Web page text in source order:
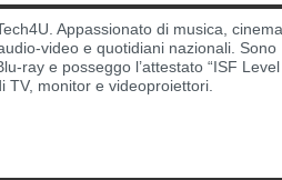
Appassionato di musica, cinema
video e quotidiani nazionali. Sono
ray e posseggo l’attestato “ISF Level
TV, monitor e videoproiettori.